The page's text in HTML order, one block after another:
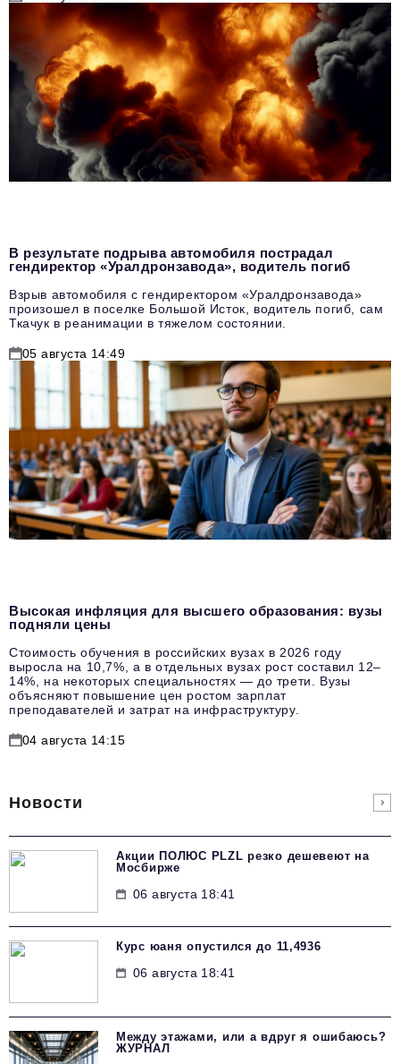
В результате подрыва автомобиля пострадал
гендиректор «Уралдронзавода», водитель погиб
Взрыв автомобиля с гендиректором «Уралдронзавода»
произошел в поселке Большой Исток, водитель погиб, сам
Ткачук в реанимации в тяжелом состоянии.
05 августа 14:49
Высокая инфляция для высшего образования: вузы
подняли цены
Стоимость обучения в российских вузах в 2026 году
выросла на 10,7%, а в отдельных вузах рост составил 12–
14%, на некоторых специальностях — до трети. Вузы
объясняют повышение цен ростом зарплат
преподавателей и затрат на инфраструктуру.
04 августа 14:15
Новости
Акции ПОЛЮС PLZL резко дешевеют на
Мосбирже
06 августа 18:41
Курс юаня опустился до 11,4936
06 августа 18:41
Между этажами, или а вдруг я ошибаюсь?
ЖУРНАЛ